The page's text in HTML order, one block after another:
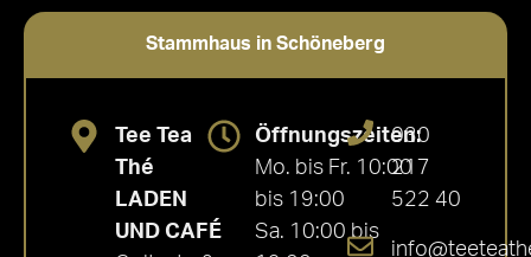
Stammhaus in Schöneberg
Tee Tea
Thé
LADEN
UND CAFÉ
Öffnungszeiten:
Mo. bis Fr. 10:00
bis 19:00
Sa. 10:00 bis
030
217
522 40